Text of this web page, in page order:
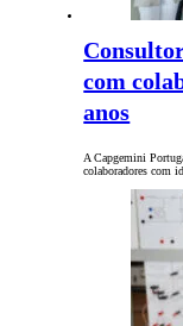
com
anos
A Capgemini
colaboradores com